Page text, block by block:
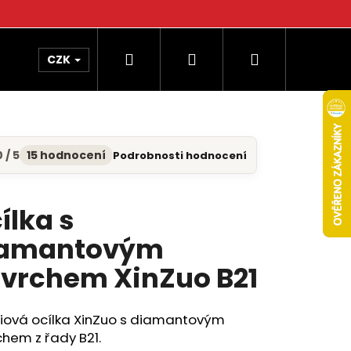
CZK Hledat PřihlášeníNákupní
/ 5 15 hodnocení Podrobnosti hodnocení
s
XinZuo B21
ocílka XinZuo s diamantovým
z řady B21.